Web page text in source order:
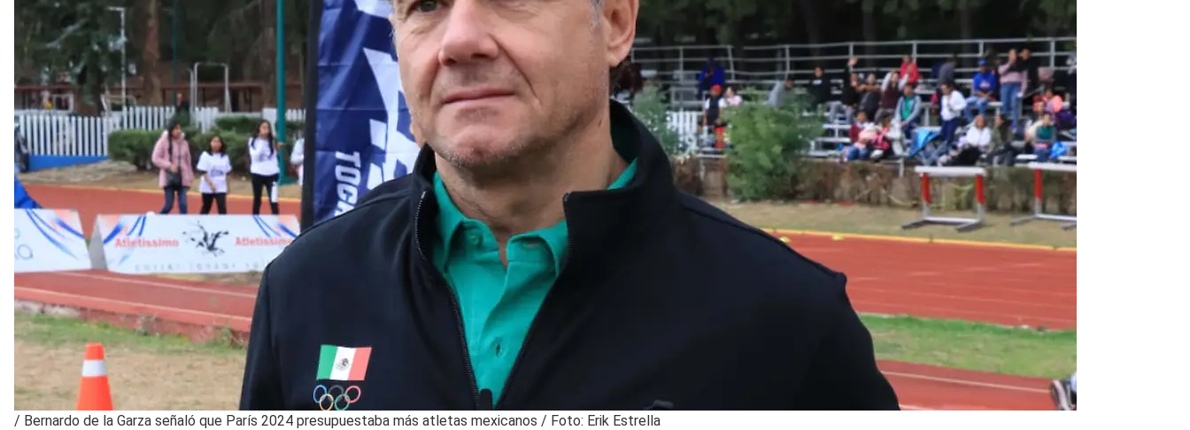
/ Bernardo de la Garza señaló que París 2024 presupuestaba más atletas mexicanos / Foto: Erik Estrella